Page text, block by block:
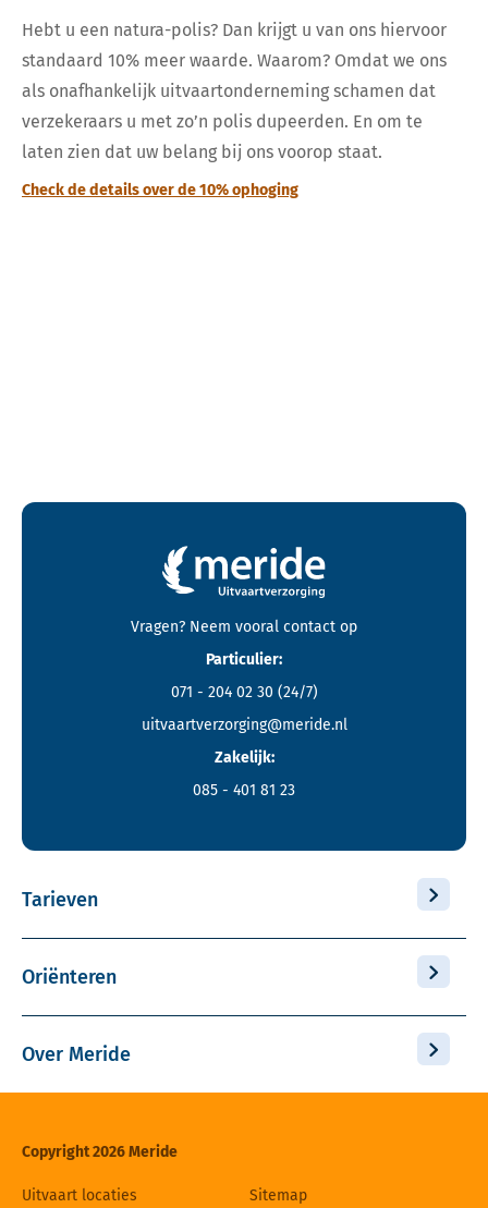
Hebt u een natura-polis? Dan krijgt u van ons hiervoor
standaard 10% meer waarde. Waarom? Omdat we ons
als onafhankelijk uitvaartonderneming schamen dat
verzekeraars u met zo’n polis dupeerden. En om te
laten zien dat uw belang bij ons voorop staat.
Check de details over de 10% ophoging
Contactgegevens en footer menu van Meride
Vragen? Neem vooral contact op
Particulier:
071 - 204 02 30 (24/7)
uitvaartverzorging@meride.nl
Zakelijk:
085 - 401 81 23
Tarieven
Oriënteren
Over Meride
Copyright 2026 Meride
Uitvaart locaties Sitemap